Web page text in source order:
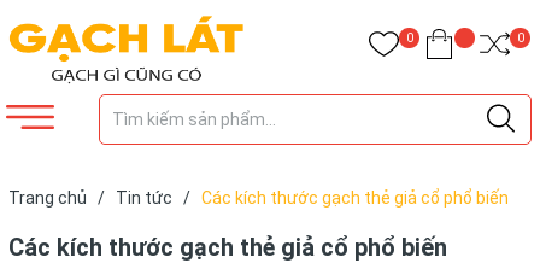
0 0
Trang chủ / Tin tức / Các kích thước gạch thẻ giả cổ phổ biến
Các kích thước gạch thẻ giả cổ phổ biến